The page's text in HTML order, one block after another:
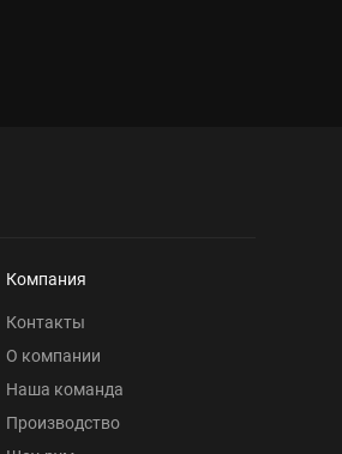
Компания
Контакты
О компании
Наша команда
Производство